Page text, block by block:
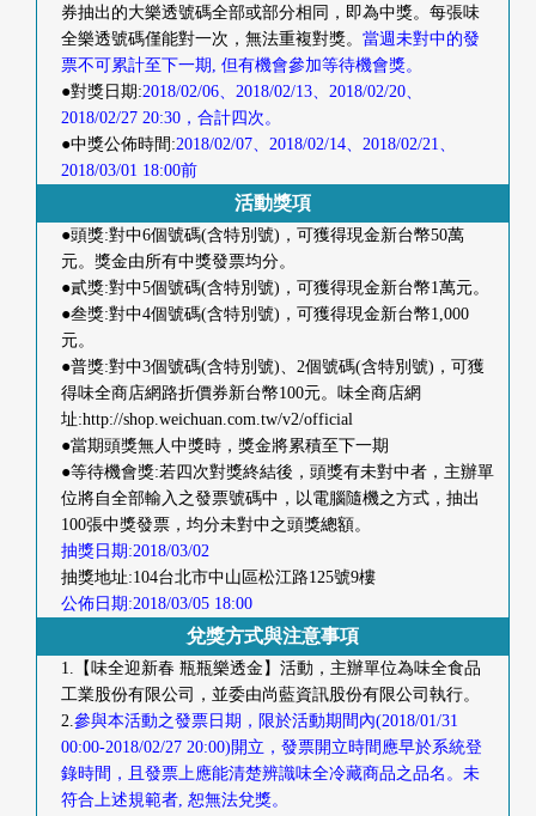
券抽出的大樂透號碼全部或部分相同，即為中獎。每張味
全樂透號碼僅能對一次，無法重複對獎。 當週未對中的發
票不可累計至下一期, 但有機會參加等待機會獎。
●對獎日期:2018/02/06、2018/02/13、2018/02/20、
2018/02/27 20:30，合計四次。
●中獎公佈時間:2018/02/07、2018/02/14、2018/02/21、
2018/03/01 18:00前
活動獎項
●頭獎:對中6個號碼(含特別號)，可獲得現金新台幣50萬
元。獎金由所有中獎發票均分。
●貳獎:對中5個號碼(含特別號)，可獲得現金新台幣1萬元。
●叁獎:對中4個號碼(含特別號)，可獲得現金新台幣1,000
元。
●普獎:對中3個號碼(含特別號)、2個號碼(含特別號)，可獲
得味全商店網路折價券新台幣100元。味全商店網
址:http://shop.weichuan.com.tw/v2/official
●當期頭獎無人中獎時，獎金將累積至下一期
●等待機會獎:若四次對獎終結後，頭獎有未對中者，主辦單
位將自全部輸入之發票號碼中，以電腦隨機之方式，抽出
100張中獎發票，均分未對中之頭獎總額。
抽獎日期:2018/03/02
抽獎地址:104台北市中山區松江路125號9樓
公佈日期:2018/03/05 18:00
兌獎方式與注意事項
1.【味全迎新春 瓶瓶樂透金】活動，主辦單位為味全食品
工業股份有限公司，並委由尚藍資訊股份有限公司執行。
2.參與本活動之發票日期，限於活動期間內(2018/01/31
00:00-2018/02/27 20:00)開立，發票開立時間應早於系統登
錄時間，且發票上應能清楚辨識味全冷藏商品之品名。未
符合上述規範者, 恕無法兌獎。